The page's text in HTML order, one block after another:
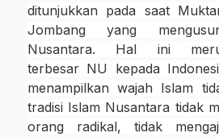
ditunjukkan pada saat
Jombang yang
Nusantara. Hal ini
terbesar NU kepada
menampilkan wajah Islam
tradisi Islam Nusantara tidak
orang radikal, tidak